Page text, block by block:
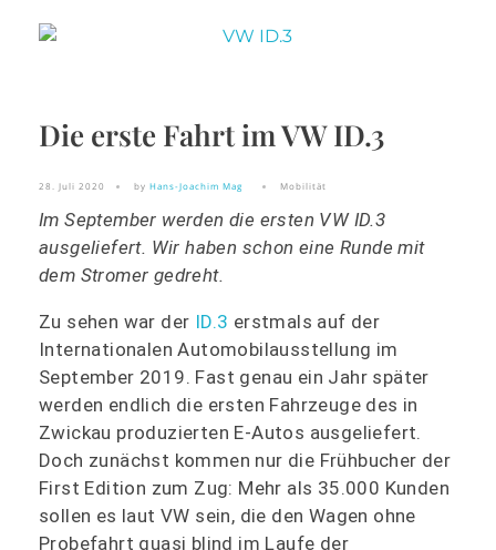
Puls Magazin
Zukunft der Mobilität
Die erste Fahrt im VW ID.3
28. Juli 2020 by Hans-Joachim Mag Mobilität
Im September werden die ersten VW ID.3
ausgeliefert. Wir haben schon eine Runde mit
dem Stromer gedreht.
Zu sehen war der ID.3 erstmals auf der
Internationalen Automobilausstellung im
September 2019. Fast genau ein Jahr später
werden endlich die ersten Fahrzeuge des in
Zwickau produzierten E-Autos ausgeliefert.
Doch zunächst kommen nur die Frühbucher der
First Edition zum Zug: Mehr als 35.000 Kunden
sollen es laut VW sein, die den Wagen ohne
Probefahrt quasi blind im Laufe der